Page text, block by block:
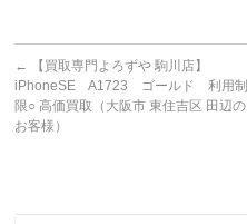
←
【買取専門よろずや 駒川店】
iPhoneSE A1723 ゴールド 利用制
限○ 高価買取（大阪市 東住吉区 田辺の
お客様）